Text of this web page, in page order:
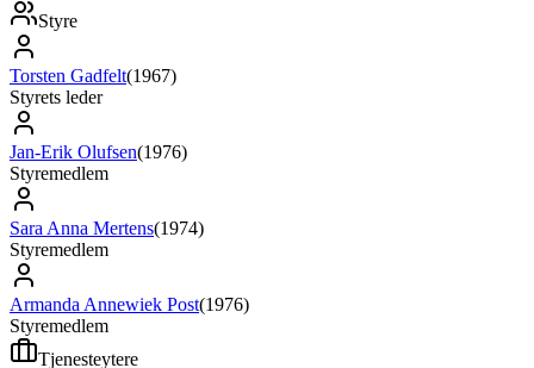
Styre
Torsten Gadfelt(1967)
Styrets leder
Jan-Erik Olufsen(1976)
Styremedlem
Sara Anna Mertens(1974)
Styremedlem
Armanda Annewiek Post(1976)
Styremedlem
Tjenesteytere